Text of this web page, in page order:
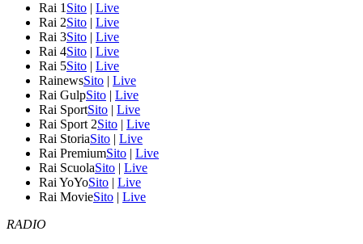
Rai 1 Sito | Live
Rai 2Sito | Live
Rai 3Sito | Live
Rai 4Sito | Live
Rai 5Sito | Live
RainewsSito | Live
Rai GulpSito | Live
Rai SportSito | Live
Rai Sport 2Sito | Live
Rai StoriaSito | Live
Rai PremiumSito | Live
Rai ScuolaSito | Live
Rai YoYoSito | Live
Rai MovieSito | Live
RADIO